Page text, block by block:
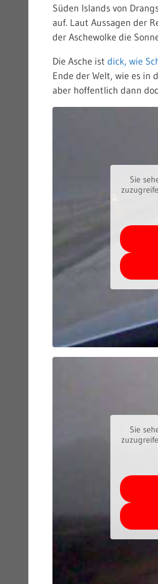
Süden Islands von
auf. Laut Aussagen der
der Aschewolke die
Die Asche ist dick, wie
Ende der Welt, wie es in
aber hoffentlich dann
Sie
Sie